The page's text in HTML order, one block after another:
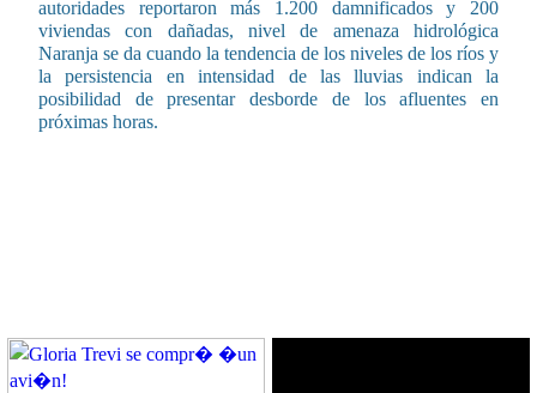
autoridades reportaron más 1.200 damnificados y 200
viviendas con dañadas, nivel de amenaza hidrológica
Naranja se da cuando la tendencia de los niveles de los ríos y
la persistencia en intensidad de las lluvias indican la
posibilidad de presentar desborde de los afluentes en
próximas horas.